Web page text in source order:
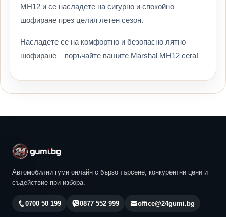
MH12 и се насладете на сигурно и спокойно
шофиране през целия летен сезон.
Насладете се на комфортно и безопасно лятно
шофиране – поръчайте вашите Marshal MH12 сега!
Автомобилни гуми онлайн с бързо търсене, конкурентни цени и
съдействие при избора.
0700 50 199 0877 552 999 office@24gumi.bg